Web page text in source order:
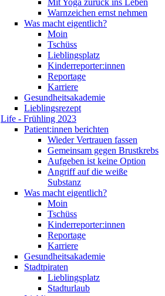
Mit Yoga zurück ins Leben
Warnzeichen ernst nehmen
Was macht eigentlich?
Moin
Tschüss
Lieblingsplatz
Kinderreporter:innen
Reportage
Karriere
Gesundheitsakademie
Lieblingsrezept
Life - Frühling 2023
Patient:innen berichten
Wieder Vertrauen fassen
Gemeinsam gegen Brustkrebs
Aufgeben ist keine Option
Angriff auf die weiße
Substanz
Was macht eigentlich?
Moin
Tschüss
Kinderreporter:innen
Reportage
Karriere
Gesundheitsakademie
Stadtpiraten
Lieblingsplatz
Stadturlaub